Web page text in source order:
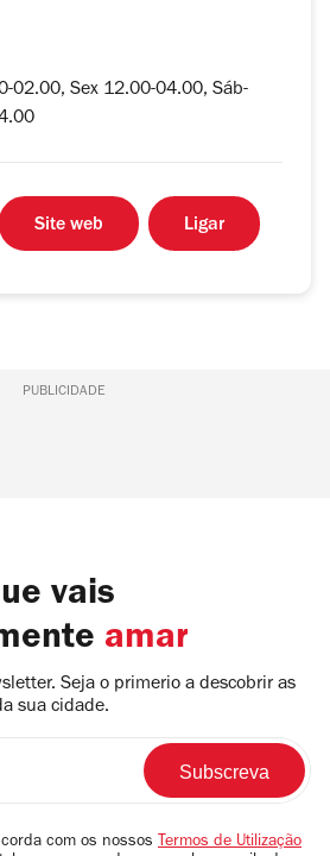
02.00, Sex 12.00-04.00, Sáb-
Site web Ligar
PUBLICIDADE
vais
amar
Seja o primerio a descobrir as
sua cidade.
com os nossos Termos de Utilização